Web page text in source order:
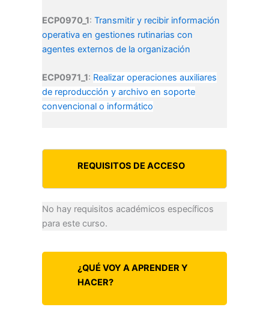
ECP0970_1: Transmitir y recibir información
operativa en gestiones rutinarias con
agentes externos de la organización
ECP0971_1: Realizar operaciones auxiliares
de reproducción y archivo en soporte
convencional o informático
REQUISITOS DE ACCESO
No hay requisitos académicos específicos
para este curso.
¿QUÉ VOY A APRENDER Y
HACER?